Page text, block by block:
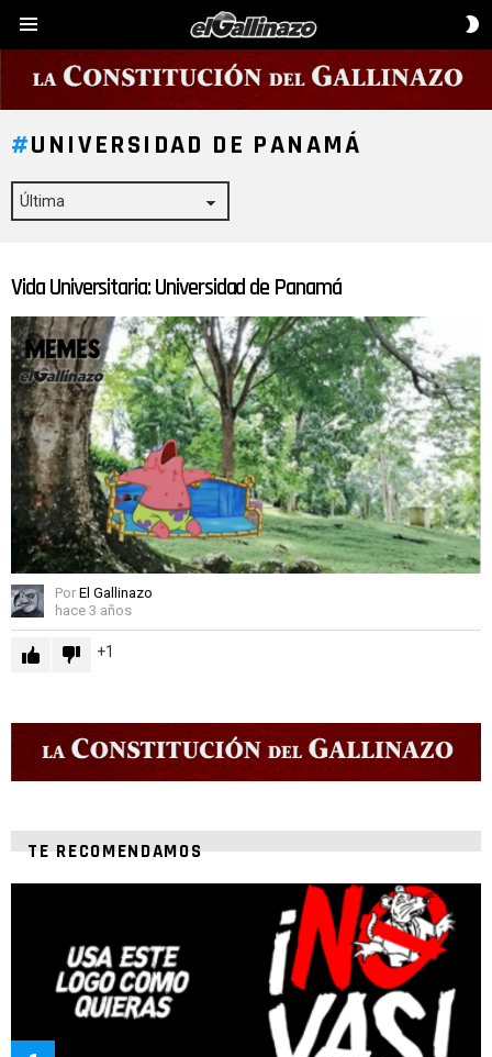
UNIVERSIDAD DE PANAMÁ
ÚLTIMAS
Vida Universitaria: Universidad de Panamá
Por El Gallinazo
hace 3 años
1
TE RECOMENDAMOS